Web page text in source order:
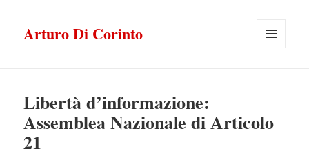
Arturo Di Corinto
Libertà d’informazione:
Assemblea Nazionale di Articolo
21